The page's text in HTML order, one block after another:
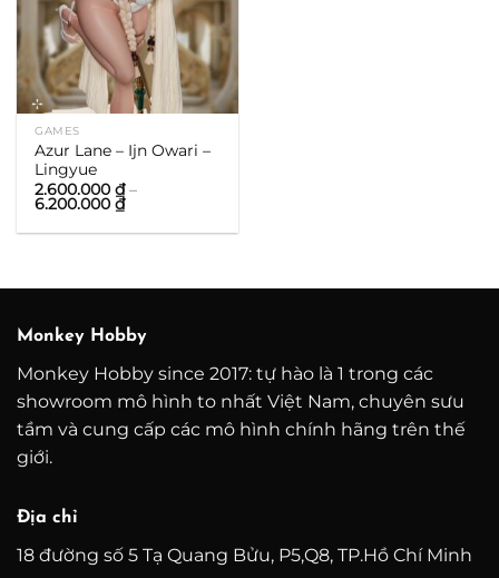
GAMES
Azur Lane – Ijn Owari –
Lingyue
2.600.000₫ –
6.200.000₫Khoảng
giá:
từ
Monkey Hobby
Monkey Hobby since 2017: tự hào là 1 trong các
showroom mô hình to nhất Việt Nam, chuyên sưu
tầm và cung cấp các mô hình chính hãng trên thế
giới.
Địa chỉ
18 đường số 5 Tạ Quang Bửu, P5,Q8, TP.Hồ Chí Minh